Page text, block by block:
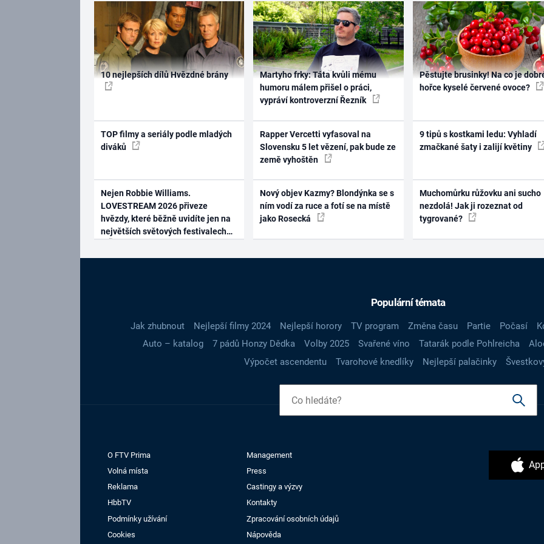
10 nejlepších dílů Hvězdné brány
TOP filmy a seriály podle mladých
diváků
Nejen Robbie Williams.
LOVESTREAM 2026 přiveze
hvězdy, které běžně uvidíte jen na
největších světových festivalech
Martyho frky: Táta kvůli mému
humoru málem přišel o práci,
vypráví kontroverzní Řezník
Rapper Vercetti vyfasoval na
Slovensku 5 let vězení, pak bude ze
země vyhoštěn
Nový objev Kazmy? Blondýnka se s
ním vodí za ruce a fotí se na místě
jako Rosecká
Pěstujte brusinky! Na co je
hořce kyselé červené ovoce?
9 tipů s kostkami ledu: Vyhladí
zmačkané šaty i zalijí květiny
Muchomůrku růžovku ani sucho
nezdolá! Jak ji rozeznat od
tygrované?
Populární témata
Jak zhubnout Nejlepší filmy 2024 Nejlepší horory TV program Změna času Partie Počasí
Auto – katalog
7 pádů Honzy Dědka Volby 2025 Svařené víno Tatarák podle Pohlreicha
Výpočet ascendentu
Tvarohové knedlíky Nejlepší palačinky
O FTV Prima
Management
Volná místa
Press
Reklama
Castingy a výzvy
HbbTV
Kontakty
Podmínky užívání
Zpracování osobních údajů
Cookies
Nápověda